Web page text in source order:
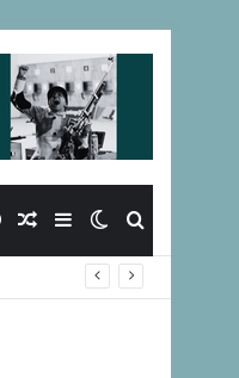
Buscar
Switch
skin
Barra
Lateral
Artículo
Aleatorio
Iniciar
Sesión